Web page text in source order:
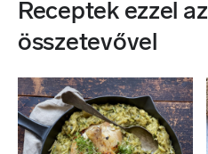
Receptek ezzel az
összetevővel